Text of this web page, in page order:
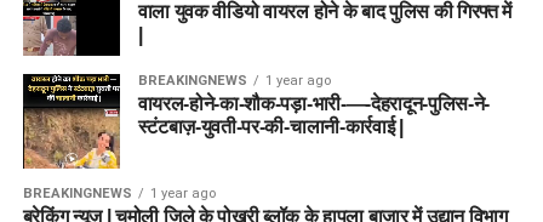
वाला युवक वीडियो वायरल होने के बाद पुलिस की गिरफ्त में
BREAKINGNEWS 1 year ago
वायरल-होने-का-शौक-पड़ा-भारी-—-देहरादून-पुलिस-ने-
स्टंटबाज़-युवती-पर-की-चालानी-कार्रवाई |
BREAKINGNEWS 1 year ago
ब्रेकिंग न्यूज़ | चमोली जिले के पोखरी ब्लॉक के हापला बाजार में उद्यान विभाग